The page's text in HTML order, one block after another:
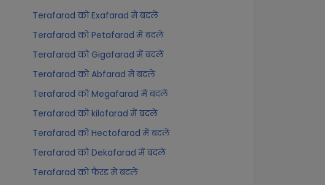
Terafarad को Exafarad में बदलें
Terafarad को Petafarad में बदलें
Terafarad को Gigafarad में बदलें
Terafarad को Abfarad में बदलें
Terafarad को Megafarad में बदलें
Terafarad को kilofarad में बदलें
Terafarad को Hectofarad में बदलें
Terafarad को Dekafarad में बदलें
Terafarad को फैरड में बदलें